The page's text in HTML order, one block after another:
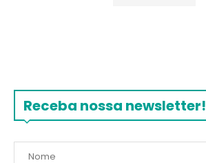
Receba nossa newsletter!